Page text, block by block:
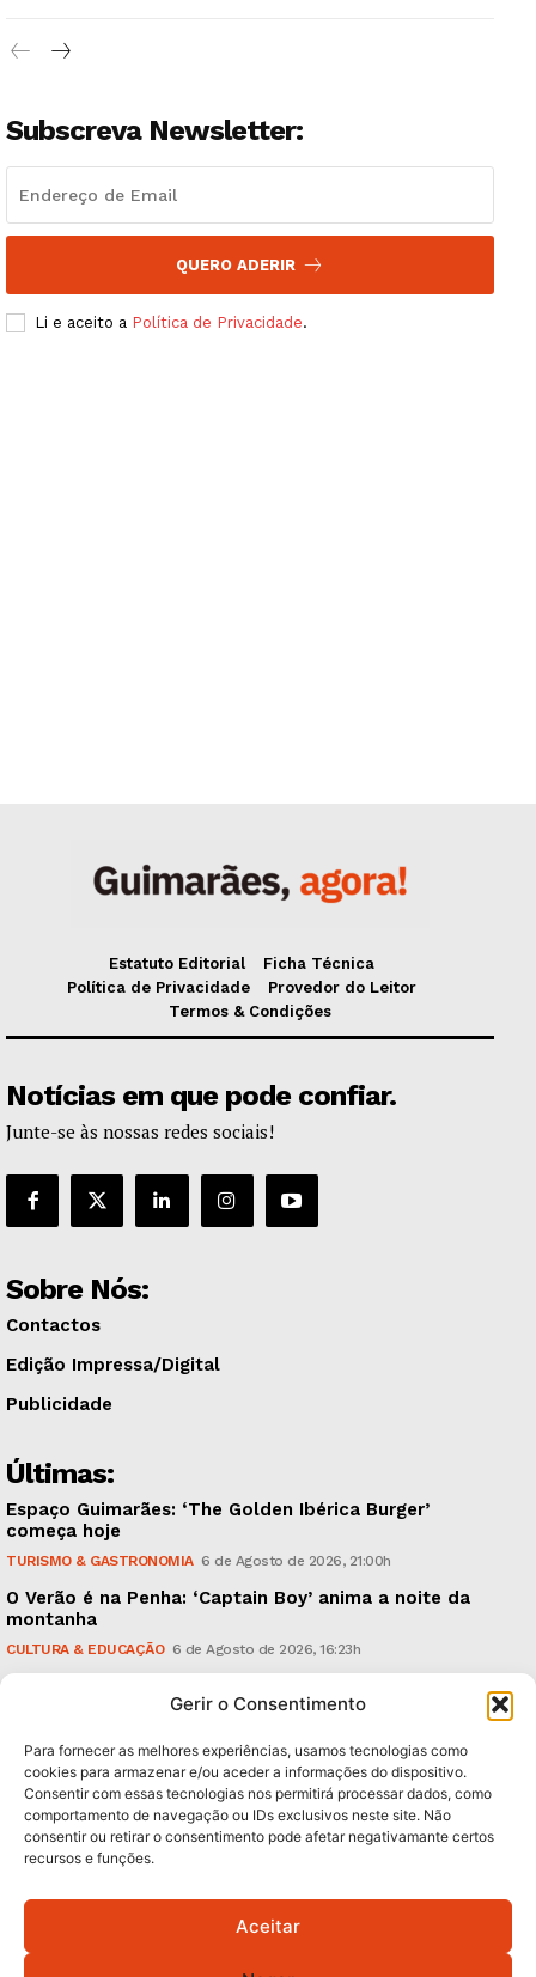
Institucional
Artigos
Grande Entrevista
Gerir o Consentimento
Para fornecer as melhores experiências, usamos tecnologias como
cookies para armazenar e/ou aceder a informações do dispositivo.
Consentir com essas tecnologias nos permitirá processar dados, como
comportamento de navegação ou IDs exclusivos neste site. Não
consentir ou retirar o consentimento pode afetar negativamante certos
recursos e funções.
Aceitar
Subscreva Newsletter:
QUERO ADERIR
Li e aceito a Política de Privacidade.
Estatuto Editorial
Ficha Técnica
Política de Privacidade
Provedor do Leitor
Termos & Condições
Notícias em que pode confiar.
Junte-se às nossas redes sociais!
Sobre Nós:
Contactos
Edição Impressa/Digital
Publicidade
Últimas:
Espaço Guimarães: ‘The Golden Ibérica Burger’
começa hoje
TURISMO & GASTRONOMIA 6 de Agosto de 2026, 21:00h
O Verão é na Penha: ‘Captain Boy’ anima a noite da
montanha
CULTURA & EDUCAÇÃO 6 de Agosto de 2026, 16:23h
em causa”, garante Ricardo Araújo
Subscreva Newsletter:
QUERO ADERIR